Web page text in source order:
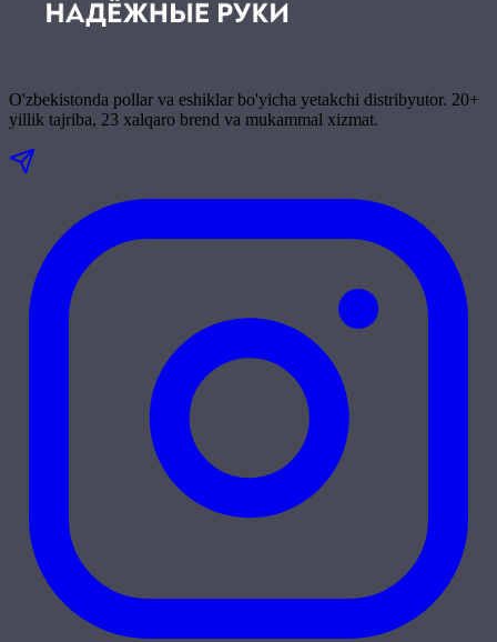
O'zbekistonda pollar va eshiklar bo'yicha yetakchi distribyutor. 20+
yillik tajriba, 23 xalqaro brend va mukammal xizmat.